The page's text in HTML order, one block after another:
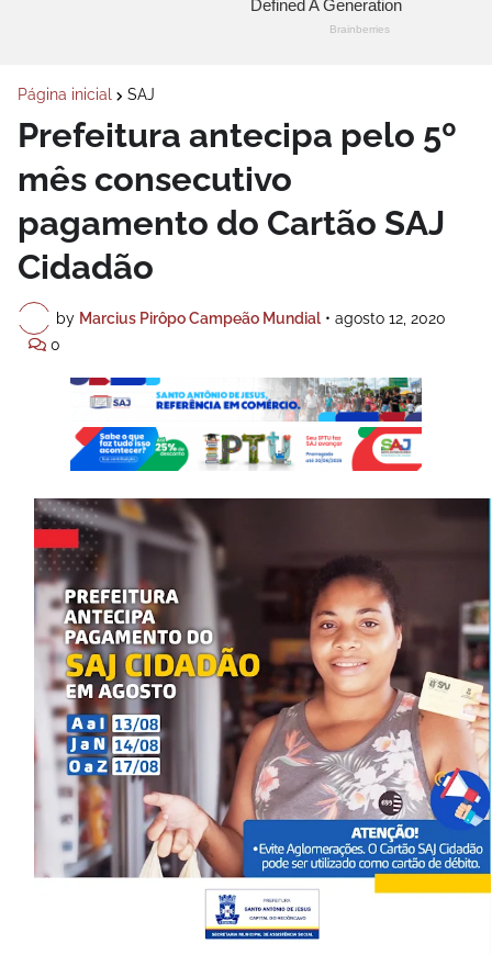
Página inicial SAJ
Prefeitura antecipa pelo 5º
mês consecutivo
pagamento do Cartão SAJ
Cidadão
by Marcius Pirôpo Campeão Mundial • agosto 12, 2020
0